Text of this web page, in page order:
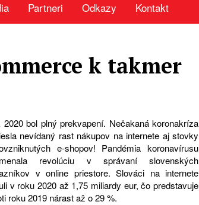
Partneri Odkazy Kontakt
k takmer
2020 bol plný prekvapení. Nečakaná koronakríza
nevídaný rast nákupov na internete aj stovky
e-shopov! Pandémia koronavírusu
revolúciu v správaní slovenských
v online priestore. Slováci na internete
v roku 2020 až 1,75 miliardy eur, čo predstavuje
roku 2019 nárast až o 29 %.